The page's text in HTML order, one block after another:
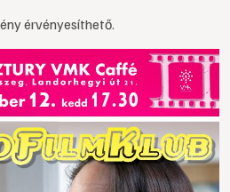
érvényesíthető.